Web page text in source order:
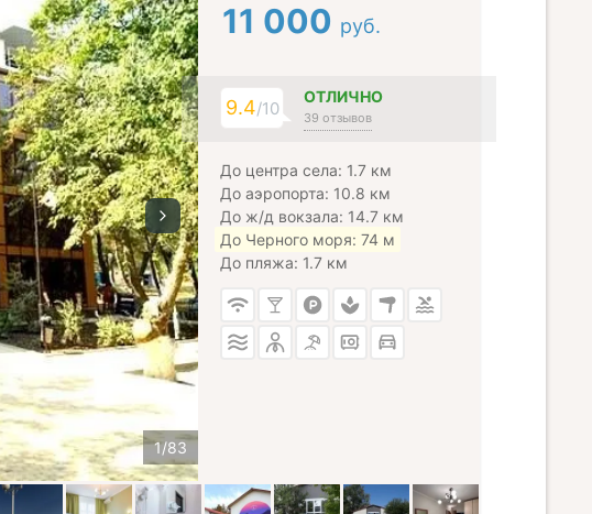
11 000 руб.
9.4/10
ОТЛИЧНО
39 отзывов
До центра села: 1.7 км
До аэропорта: 10.8 км
До ж/д вокзала: 14.7 км
До Черного моря: 74 м
До пляжа: 1.7 км